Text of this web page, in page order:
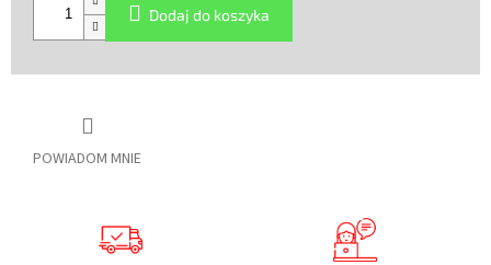
POWIADOM MNIE
Dodaj do koszyka